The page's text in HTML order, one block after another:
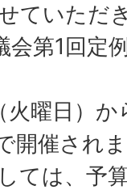
ていただ
会第1回定
曜日）
開催され
ては、予